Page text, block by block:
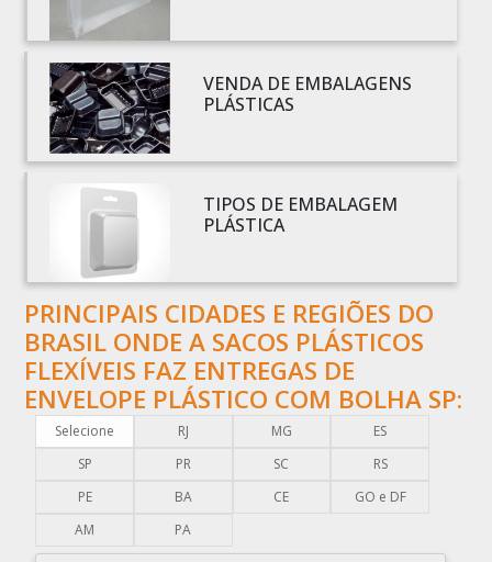
BOBINA PLÁSTICO SHRINK
BOBINAS EM PLÁSTICO BOLHA 1
BOBINAS PARA SACOLAS PLÁSTICAS
BOBINAS PLÁSTICAS PARA EMBALAGENS
BOBINAS PLÁSTICAS PARA FABRICAR SACOLAS
BOBINAS PLÁSTICAS PERSONALIZADAS
BOBINAS PLÁSTICAS RECICLADAS
BOBINAS PLÁSTICAS TÉCNICAS
CAIXA EMBALAGEM PLÁSTICA TRANSPARENTE
CAPA PLÁSTICA PARA DOCUMENTOS
CAPA PLÁSTICA PARA PALLET
COMERCIO DE EMBALAGENS PLÁSTICAS
VENDA DE EMBALAGENS
PLÁSTICAS
TIPOS DE EMBALAGEM
PLÁSTICA
PRINCIPAIS CIDADES E REGIÕES DO
BRASIL ONDE A SACOS PLÁSTICOS
FLEXÍVEIS FAZ ENTREGAS DE
ENVELOPE PLÁSTICO COM BOLHA SP:
Selecione RJ MG
ES
SP
PR SC
RS
PE
BA CE
GO e DF
AM
PA